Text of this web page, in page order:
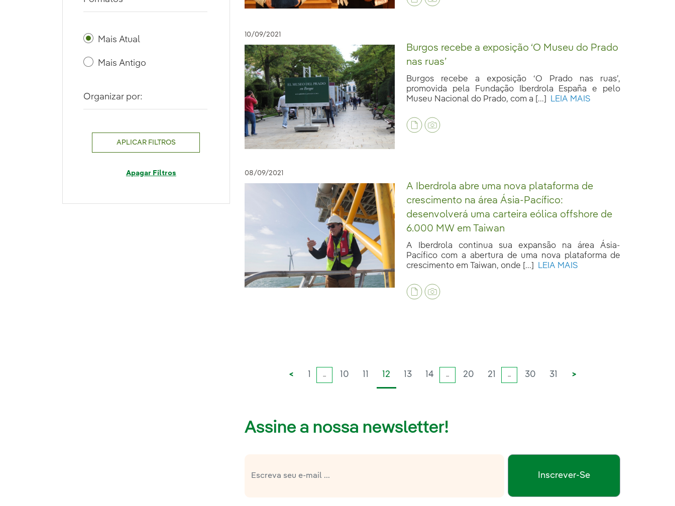
i18n.web.accesibilidad.desplegar
Organizar por:
Mais Atual
Mais Antigo
APLICAR FILTROS
Apagar Filtros
10/09/2021
Burgos recebe a exposição ‘O Museu do Prado
nas ruas’
Burgos recebe a exposição ‘O Prado nas ruas’,
promovida pela Fundação Iberdrola España e pelo
Museu Nacional do Prado, com a [...]
LEIA MAIS
08/09/2021
A Iberdrola abre uma nova plataforma de
crescimento na área Ásia-Pacífico:
desenvolverá uma carteira eólica offshore de
6.000 MW em Taiwan
A Iberdrola continua sua expansão na área Ásia-
Pacífico com a abertura de uma nova plataforma de
crescimento em Taiwan, onde [...]
LEIA MAIS
< 1 ... 10 11 12 13 14 ... 20 21 ... 30 31 >
Assine a nossa newsletter!
Inscrever-Se